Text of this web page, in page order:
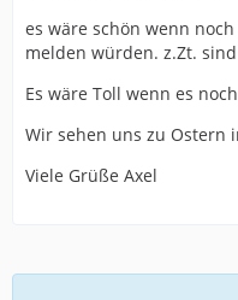
es wäre schön wenn
melden würden. z.Zt.
Es wäre Toll wenn es
Wir sehen uns zu Ostern
Viele Grüße Axel